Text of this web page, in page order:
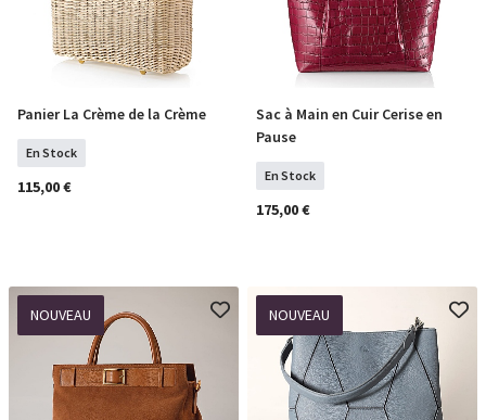
COMMANDER
Panier La Crème de la Crème
En Stock
115,00 €
COMMANDER
Sac à Main en Cuir Cerise en
Pause
En Stock
175,00 €
NOUVEAU NOUVEAU